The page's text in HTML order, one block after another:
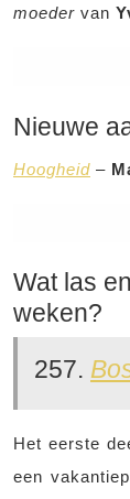
moeder van
Nieuwe
Hoogheid –
Wat las
weken?
257.
Het eerste
een